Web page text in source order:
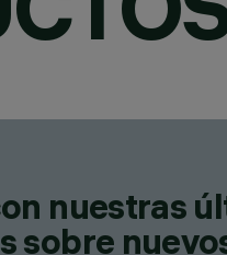
nuestras
sobre